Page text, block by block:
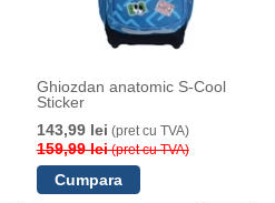
Ghiozdan anatomic S-Cool
Sticker
143,99 lei (pret cu TVA)
159,99 lei(pret cu TVA)